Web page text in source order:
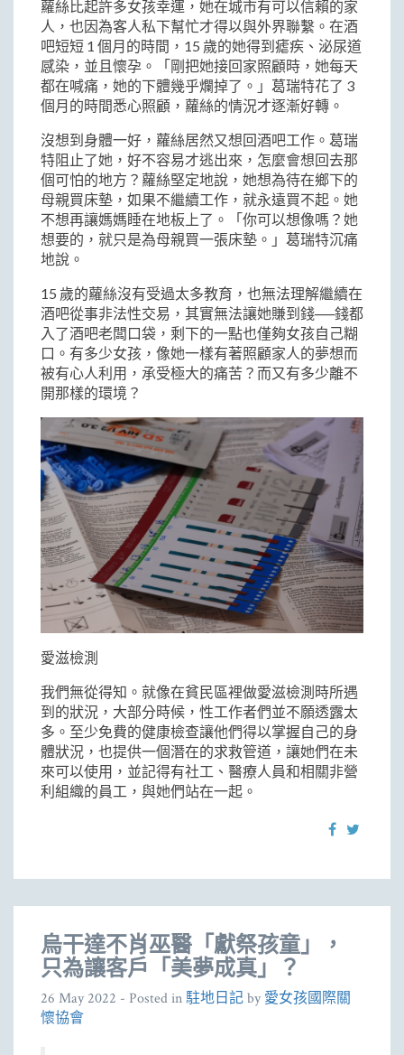
蘿絲比起許多女孩幸運，她在城市有可以信賴的家
人，也因為客人私下幫忙才得以與外界聯繫。在酒
吧短短 1 個月的時間，15 歲的她得到瘧疾、泌尿道
感染，並且懷孕。「剛把她接回家照顧時，她每天
都在喊痛，她的下體幾乎爛掉了。」葛瑞特花了 3
個月的時間悉心照顧，蘿絲的情況才逐漸好轉。
沒想到身體一好，蘿絲居然又想回酒吧工作。葛瑞
特阻止了她，好不容易才逃出來，怎麼會想回去那
個可怕的地方？蘿絲堅定地說，她想為待在鄉下的
母親買床墊，如果不繼續工作，就永遠買不起。她
不想再讓媽媽睡在地板上了。「你可以想像嗎？她
想要的，就只是為母親買一張床墊。」葛瑞特沉痛
地說。
15 歲的蘿絲沒有受過太多教育，也無法理解繼續在
酒吧從事非法性交易，其實無法讓她賺到錢──錢都
入了酒吧老闆口袋，剩下的一點也僅夠女孩自己糊
口。有多少女孩，像她一樣有著照顧家人的夢想而
被有心人利用，承受極大的痛苦？而又有多少離不
開那樣的環境？
愛滋檢測
我們無從得知。就像在貧民區裡做愛滋檢測時所遇
到的狀況，大部分時候，性工作者們並不願透露太
多。至少免費的健康檢查讓他們得以掌握自己的身
體狀況，也提供一個潛在的求救管道，讓她們在未
來可以使用，並記得有社工、醫療人員和相關非營
利組織的員工，與她們站在一起。
烏干達不肖巫醫「獻祭孩童」，
只為讓客戶「美夢成真」？
26 May 2022 - Posted in駐地日記by愛女孩國際關
懷協會